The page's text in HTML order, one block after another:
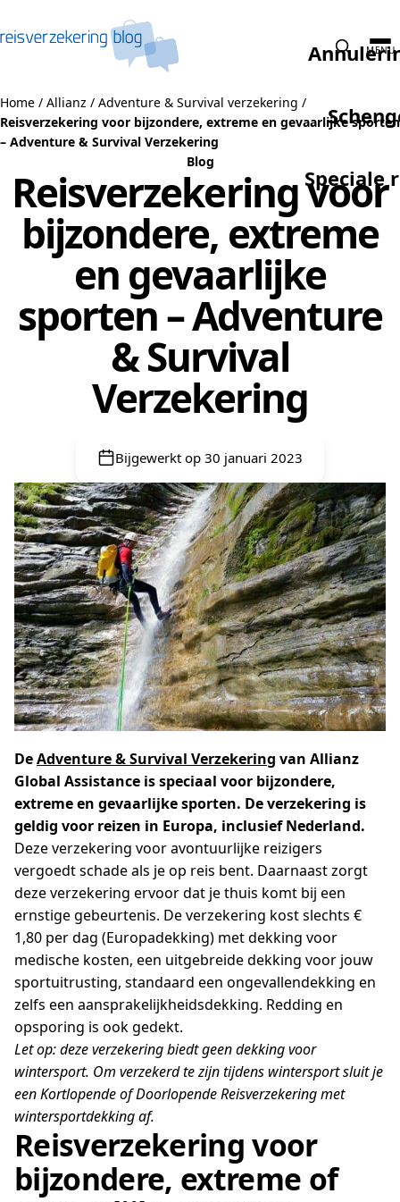
Speciale
MENU
Home / Allianz / Adventure & Survival verzekering /
Reisverzekering voor bijzondere, extreme en gevaarlijke sporten
– Adventure & Survival Verzekering
Blog
Reisverzekering voor
bijzondere, extreme
en gevaarlijke
sporten – Adventure
& Survival
Verzekering
Bijgewerkt op 30 januari 2023
DeAdventure & Survival Verzekering van Allianz
Global Assistance is speciaal voor bijzondere,
extreme en gevaarlijke sporten. De verzekering is
geldig voor reizen in Europa, inclusief Nederland.
Deze verzekering voor avontuurlijke reizigers
vergoedt schade als je op reis bent. Daarnaast zorgt
deze verzekering ervoor dat je thuis komt bij een
ernstige gebeurtenis. De verzekering kost slechts €
1,80 per dag (Europadekking) met dekking voor
medische kosten, een uitgebreide dekking voor jouw
sportuitrusting, standaard een ongevallendekking en
zelfs een aansprakelijkheidsdekking. Redding en
opsporing is ook gedekt.
Let op: deze verzekering biedt geen dekking voor
wintersport. Om verzekerd te zijn tijdens wintersport sluit je
een Kortlopende of Doorlopende Reisverzekering met
wintersportdekking af.
Reisverzekering voor
bijzondere, extreme of